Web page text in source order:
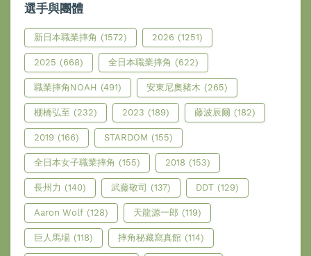
選手與團體
新日本職業摔角 (1572) 2026 (1251)
2025 (668) 全日本職業摔角 (622)
職業摔角NOAH (491) 安東尼奧豬木 (265)
棚橋弘至 (232) 2023 (189) 藤波辰爾 (182)
2019 (166) STARDOM (155)
全日本女子職業摔角 (155) 2018 (153)
長州力 (140) 武藤敬司 (137) DDT (129)
Aaron Wolf (128) 天龍源一郎 (119)
巨人馬場 (118) 摔角秘藏寫真館 (114)